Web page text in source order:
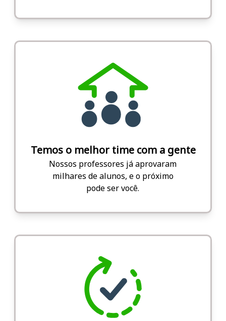
Temos o melhor time com a gente
Nossos professores já aprovaram
milhares de alunos, e o próximo
pode ser você.